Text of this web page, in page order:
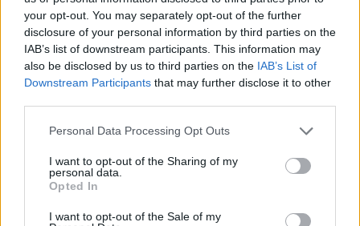
your opt-out. You may separately opt-out of the further
disclosure of your personal information by third parties on the
IAB’s list of downstream participants. This information may
also be disclosed by us to third parties on the IAB’s List of
Downstream Participants that may further disclose it to other
Personal Data Processing Opt Outs
I want to opt-out of the Sharing of my
personal data.
Opted In
I want to opt-out of the Sale of my
Całości tego ponurego obrazu dopełnia polityka fiskalna.
Włochy są państwem przygniecionym gigantycznym
zadłużeniem publicznym, jednym z najwyższych na świecie w
relacji do PKB. Jak pokazuje analiza, ten dług nie jest tylko cyfrą
w księgach ministerstwa finansów –to namacalny ciężar,
który dusi wzrost.
Wysoki poziom długu publicznego wymusza na państwie
nieustanny rygor fiskalny. Włoskie rządy od lat zmuszone są do